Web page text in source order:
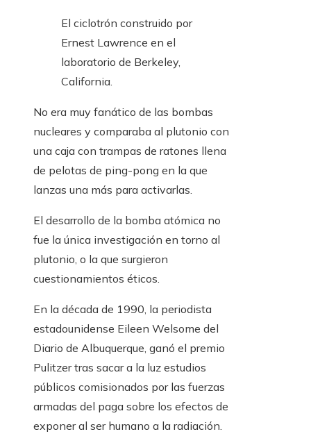
El ciclotrón construido por
Ernest Lawrence en el
laboratorio de Berkeley,
California.
No era muy fanático de las bombas
nucleares y comparaba al plutonio con
una caja con trampas de ratones llena
de pelotas de ping-pong en la que
lanzas una más para activarlas.
El desarrollo de la bomba atómica no
fue la única investigación en torno al
plutonio, o la que surgieron
cuestionamientos éticos.
En la década de 1990, la periodista
estadounidense Eileen Welsome del
Diario de Albuquerque, ganó el premio
Pulitzer tras sacar a la luz estudios
públicos comisionados por las fuerzas
armadas del paga sobre los efectos de
exponer al ser humano a la radiación.